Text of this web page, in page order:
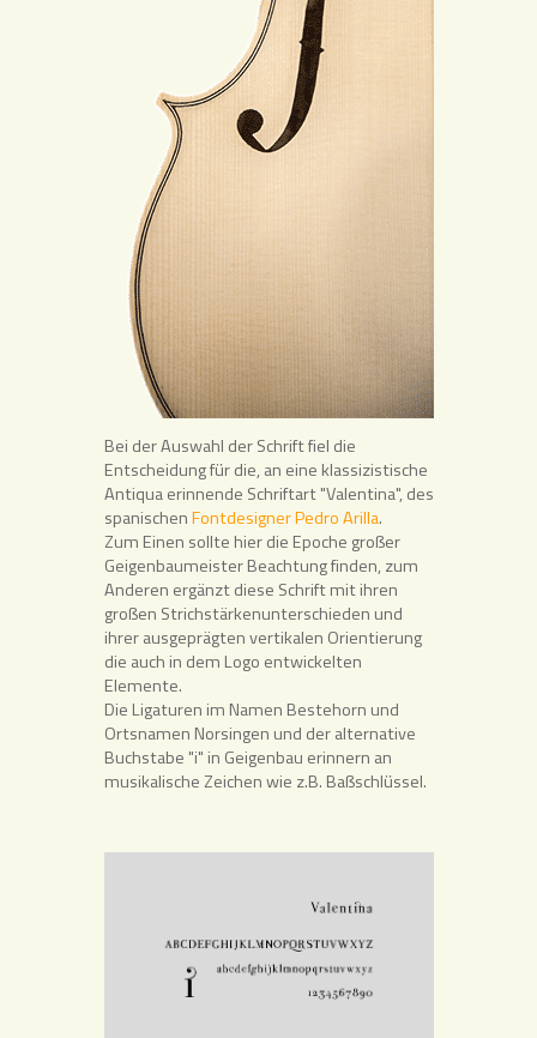
Bei der Auswahl der Schrift fiel die
Entscheidung für die, an eine klassizistische
Antiqua erinnende Schriftart "Valentina", des
spanischen Fontdesigner Pedro Arilla.
Zum Einen sollte hier die Epoche großer
Geigenbaumeister Beachtung finden, zum
Anderen ergänzt diese Schrift mit ihren
großen Strichstärkenunterschieden und
ihrer ausgeprägten vertikalen Orientierung
die auch in dem Logo entwickelten
Elemente.
Die Ligaturen im Namen Bestehorn und
Ortsnamen Norsingen und der alternative
Buchstabe "i" in Geigenbau erinnern an
musikalische Zeichen wie z.B. Baßschlüssel.